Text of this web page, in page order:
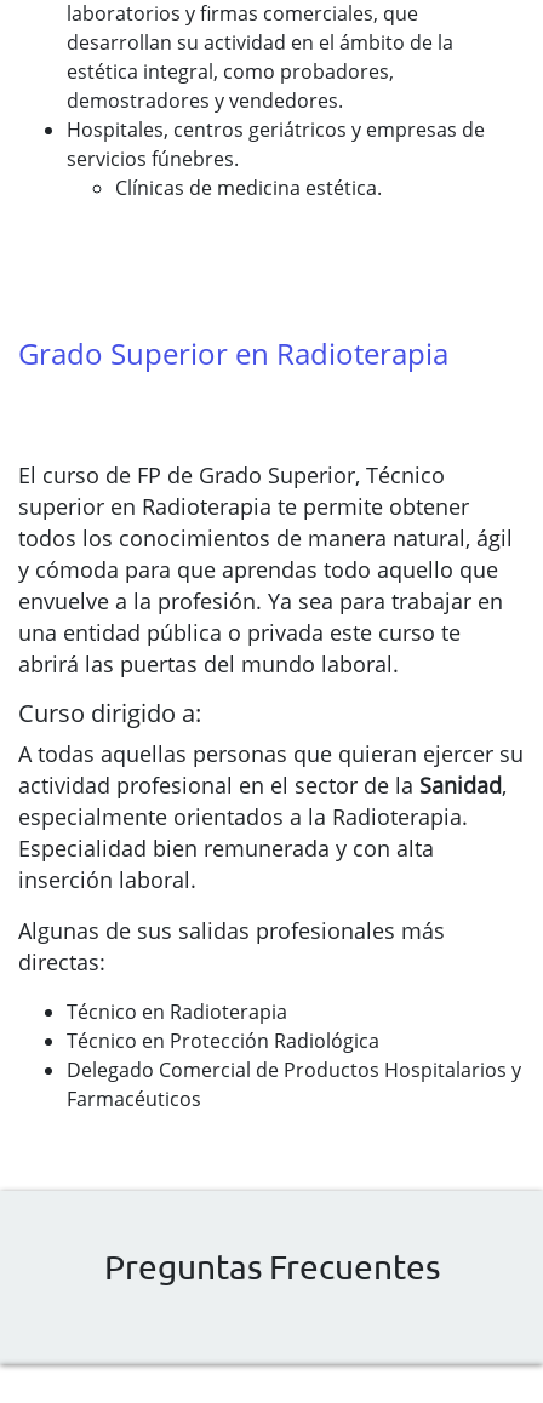
laboratorios y firmas comerciales, que
desarrollan su actividad en el ámbito de la
estética integral, como probadores,
demostradores y vendedores.
Hospitales, centros geriátricos y empresas de
servicios fúnebres.
Clínicas de medicina estética.
Grado Superior en Radioterapia
El curso de FP de Grado Superior, Técnico
superior en Radioterapia te permite obtener
todos los conocimientos de manera natural, ágil
y cómoda para que aprendas todo aquello que
envuelve a la profesión. Ya sea para trabajar en
una entidad pública o privada este curso te
abrirá las puertas del mundo laboral.
Curso dirigido a:
A todas aquellas personas que quieran ejercer su
actividad profesional en el sector de la Sanidad,
especialmente orientados a la Radioterapia.
Especialidad bien remunerada y con alta
inserción laboral.
Algunas de sus salidas profesionales más
directas:
Técnico en Radioterapia
Técnico en Protección Radiológica
Delegado Comercial de Productos Hospitalarios y
Farmacéuticos
Preguntas Frecuentes